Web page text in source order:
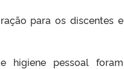
para os discentes e
higiene pessoal foram